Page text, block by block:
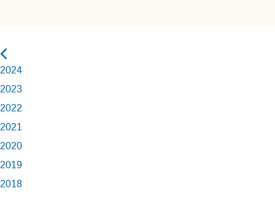
2024
2023
2022
2021
2020
2019
2018